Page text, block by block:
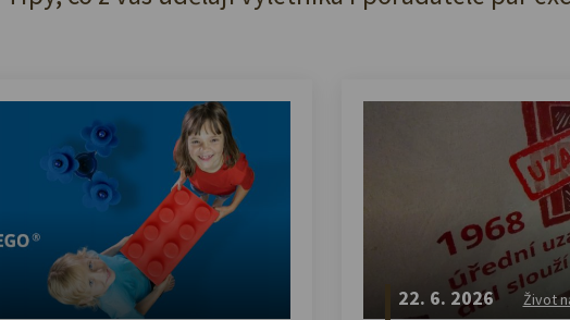
22. 6. 2026 Život